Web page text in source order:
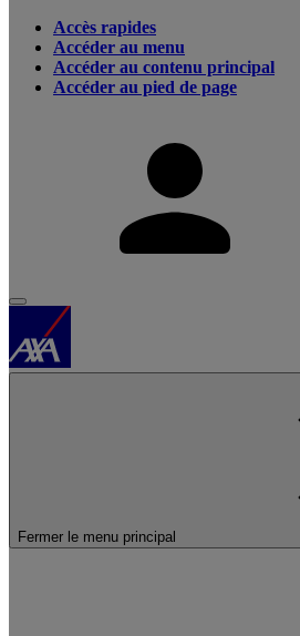
Accès rapides
Accéder au menu
Accéder au contenu principal
Accéder au pied de page
Fermer le menu principal